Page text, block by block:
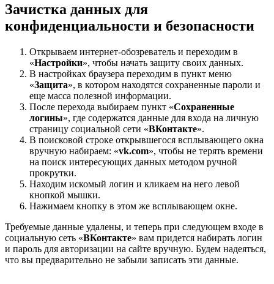
Зачистка данных для
конфиденциальности и безопасности
Открываем интернет-обозреватель и переходим в
«Настройки», чтобы начать защиту своих данных.
В настройках браузера переходим в пункт меню
«Защита», в котором находятся сохраненные пароли и
еще масса полезной информации.
После перехода выбираем пункт «Сохраненные
логины», где содержатся данные для входа на личную
страницу социальной сети «ВКонтакте».
В поисковой строке открывшегося всплывающего окна
вручную набираем: «vk.com», чтобы не терять времени
на поиск интересующих данных методом ручной
прокрутки.
Находим искомый логин и кликаем на него левой
кнопкой мышки.
Нажимаем кнопку в этом же всплывающем окне.
Требуемые данные удалены, и теперь при следующем входе в
социальную сеть «ВКонтакте» вам придется набирать логин
и пароль для авторизации на сайте вручную. Будем надеяться,
что вы предварительно не забыли записать эти данные.